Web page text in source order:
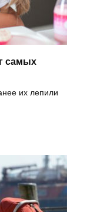
самых
их лепили